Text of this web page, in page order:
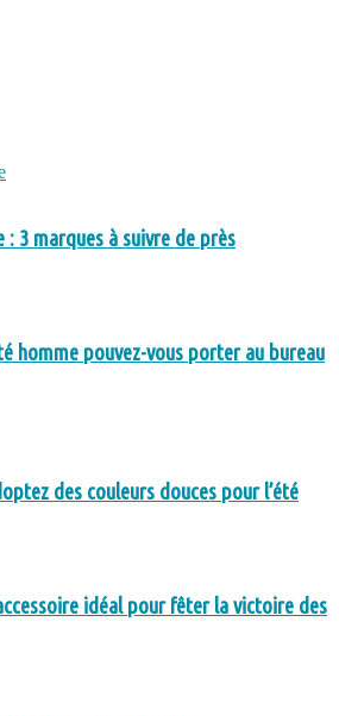
: 3 marques à suivre de près
homme pouvez-vous porter au bureau
des couleurs douces pour l’été
idéal pour fêter la victoire des